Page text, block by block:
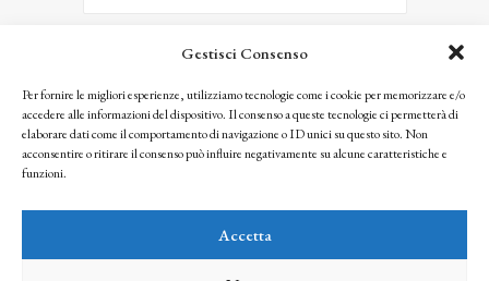
Gestisci Consenso
Per fornire le migliori esperienze, utilizziamo tecnologie come i cookie per memorizzare e/o
accedere alle informazioni del dispositivo. Il consenso a queste tecnologie ci permetterà di
elaborare dati come il comportamento di navigazione o ID unici su questo sito. Non
acconsentire o ritirare il consenso può influire negativamente su alcune caratteristiche e
funzioni.
Accetta
ISCRIVITI
Facendo clic per iscriverti, riconosci che le tue informazioni saranno trattate
seguendo la nostra Privacy Policy
© 2025 Istituto Matteucci. All right reserved
l’autorizzazione scritta dei proprietari dei diritti e dell’Istituto Matteucci